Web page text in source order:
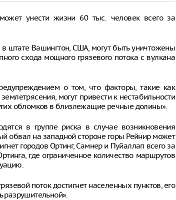
унести жизни 60 тыс. человек всего за
штате Вашингтон, США, могут быть уничтожены
схода мощного грязевого потока с вулкана
о том, что факторы, такие как
могут привести к нестабильности
обломков в близлежащие речные долины».
в группе риска в случае возникновения
обвал на западной стороне горы Рейнир может
городов Ортинг, Самнер и Пуйаллап всего за
где ограниченное количество маршрутов
поток достигнет населенных пунктов, его
разрушительной».